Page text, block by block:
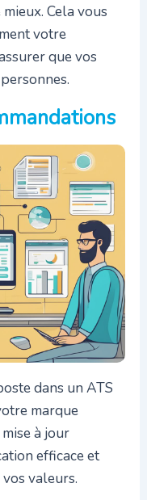
Cela vous
votre
que vos
dans un ATS
marque
à jour
efficace et
valeurs.